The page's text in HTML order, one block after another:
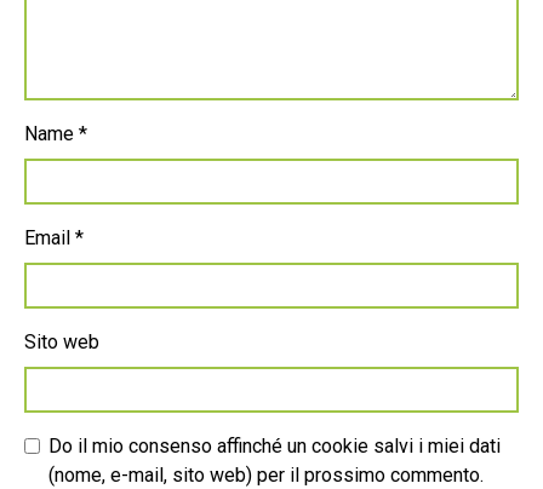
Name *
Email *
Sito web
Do il mio consenso affinché un cookie salvi i miei dati
(nome, e-mail, sito web) per il prossimo commento.